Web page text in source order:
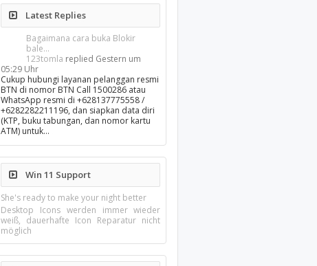
Latest Replies
Bagaimana cara buka Blokir
bale...
123tomla replied Gestern um
05:29 Uhr
Cukup hubungi layanan pelanggan resmi
BTN di nomor BTN Call 1500286 atau
WhatsApp resmi di +628137775558 /
+6282282211196, dan siapkan data diri
(KTP, buku tabungan, dan nomor kartu
ATM) untuk…
Win 11 Support
She's ready to make your night better
Desktop Icons werden immer wieder
weiß, dauerhafte Icon Reparatur nicht
möglich